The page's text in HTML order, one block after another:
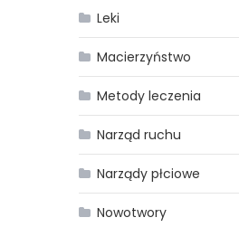
Leki
Macierzyństwo
Metody leczenia
Narząd ruchu
Narządy płciowe
Nowotwory